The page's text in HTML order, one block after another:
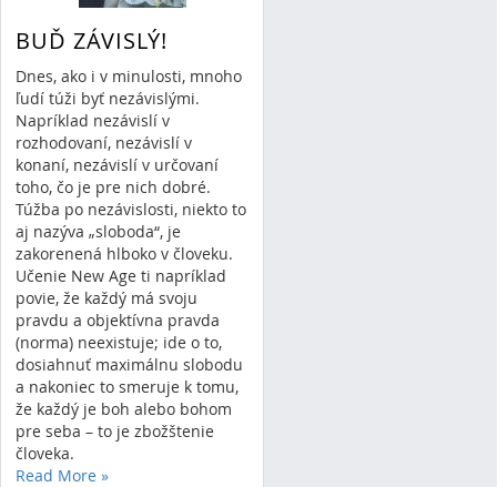
BUĎ ZÁVISLÝ!
Dnes, ako i v minulosti, mnoho
ľudí túži byť nezávislými.
Napríklad nezávislí v
rozhodovaní, nezávislí v
konaní, nezávislí v určovaní
toho, čo je pre nich dobré.
Túžba po nezávislosti, niekto to
aj nazýva „sloboda“, je
zakorenená hlboko v človeku.
Učenie New Age ti napríklad
povie, že každý má svoju
pravdu a objektívna pravda
(norma) neexistuje; ide o to,
dosiahnuť maximálnu slobodu
a nakoniec to smeruje k tomu,
že každý je boh alebo bohom
pre seba – to je zbožštenie
človeka.
Read More »